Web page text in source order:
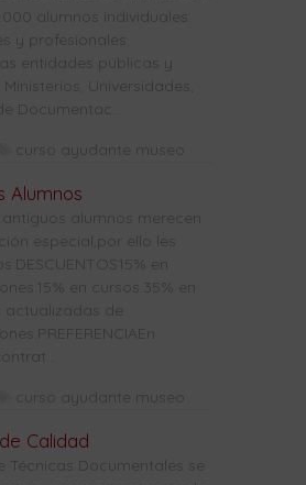
alumnos individuales:
y profesionales.
entidades públicas y
Universidades,
Documentac...
curso ayudante museo
Alumnos
alumnos merecen
especial,por ello les
en
en cursos.35% en
actualizadas de
curso ayudante museo
Calidad
Técnicas Documentales se